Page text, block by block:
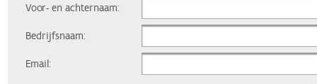
Voor- en achternaam:
Bedrijfsnaam:
Email: